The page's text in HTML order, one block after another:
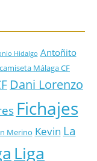
Hidalgo Antoñito
camiseta Málaga CF
Dani Lorenzo
Fichajes
Merino Kevin La
Liga